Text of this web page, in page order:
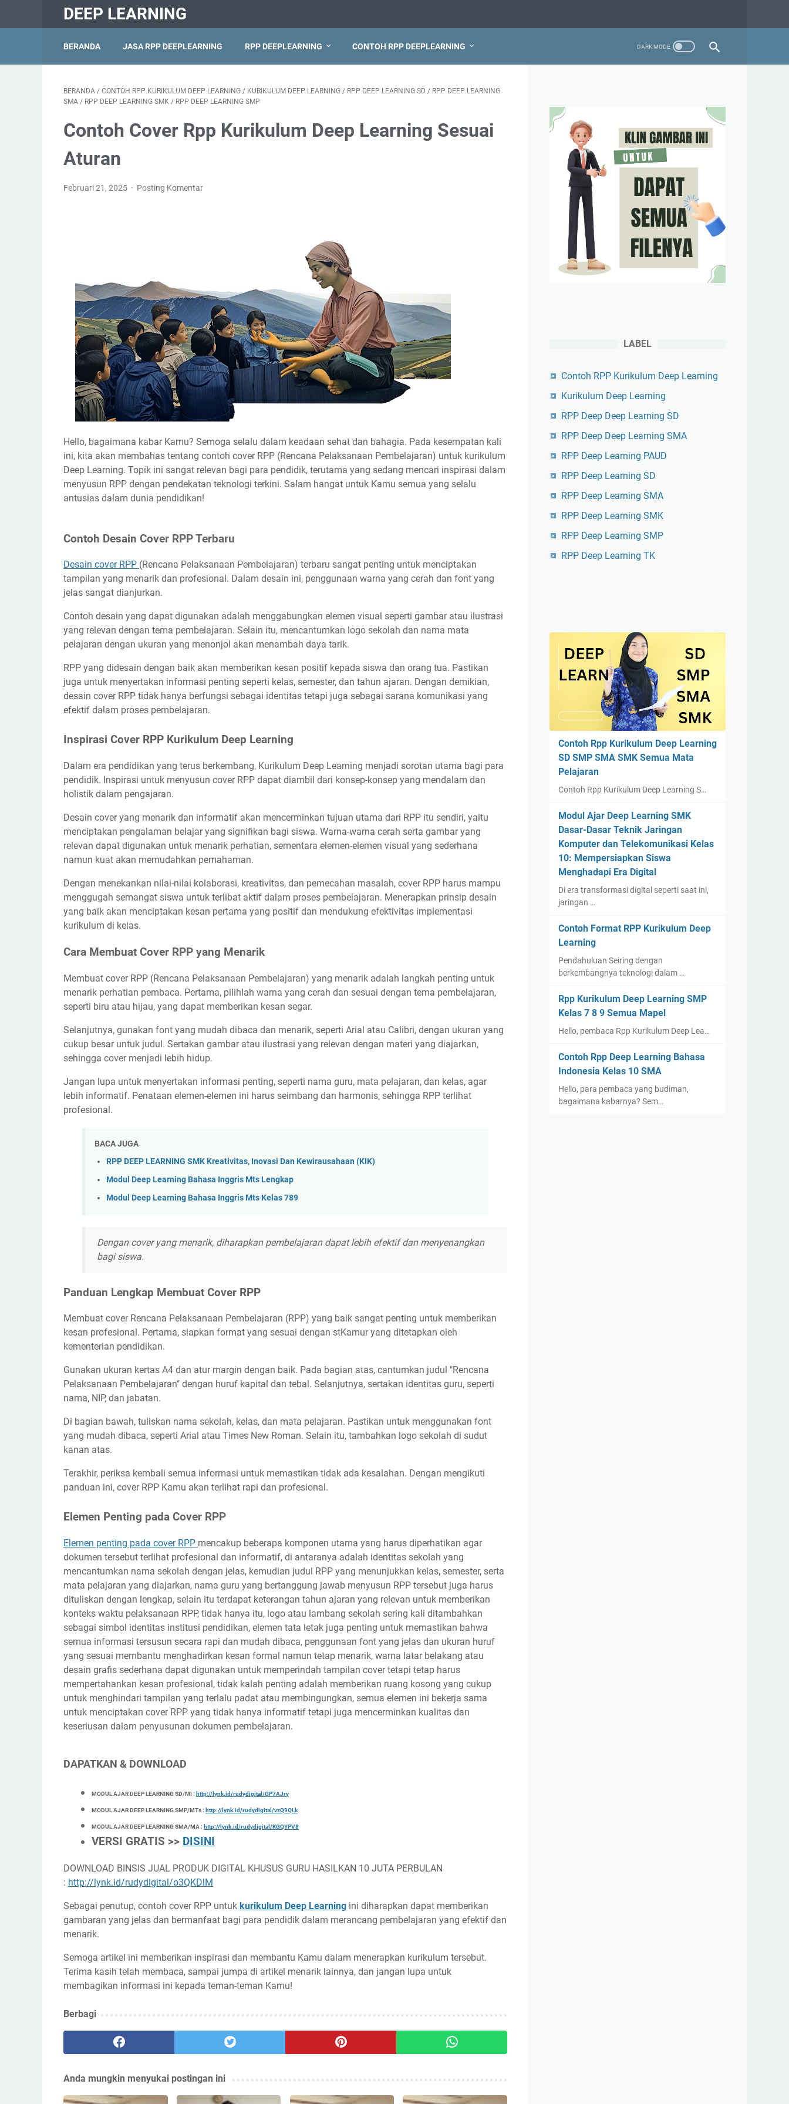
DEEP LEARNING
BERANDA JASA RPP DEEPLEARNING RPP DEEPLEARNING CONTOH RPP DEEPLEARNING
BERANDA / CONTOH RPP KURIKULUM DEEP LEARNING / KURIKULUM DEEP LEARNING / RPP DEEP LEARNING SD / RPP DEEP LEARNING
SMA / RPP DEEP LEARNING SMK / RPP DEEP LEARNING SMP
Contoh Cover Rpp Kurikulum Deep Learning Sesuai
Aturan
Februari 21, 2025 Posting Komentar
Hello, bagaimana kabar Kamu? Semoga selalu dalam keadaan sehat dan bahagia. Pada kesempatan kali
ini, kita akan membahas tentang contoh cover RPP (Rencana Pelaksanaan Pembelajaran) untuk kurikulum
Deep Learning. Topik ini sangat relevan bagi para pendidik, terutama yang sedang mencari inspirasi dalam
menyusun RPP dengan pendekatan teknologi terkini. Salam hangat untuk Kamu semua yang selalu
antusias dalam dunia pendidikan!
Contoh Desain Cover RPP Terbaru
Desain cover RPP (Rencana Pelaksanaan Pembelajaran) terbaru sangat penting untuk menciptakan
tampilan yang menarik dan profesional. Dalam desain ini, penggunaan warna yang cerah dan font yang
jelas sangat dianjurkan.
Contoh desain yang dapat digunakan adalah menggabungkan elemen visual seperti gambar atau ilustrasi
yang relevan dengan tema pembelajaran. Selain itu, mencantumkan logo sekolah dan nama mata
pelajaran dengan ukuran yang menonjol akan menambah daya tarik.
RPP yang didesain dengan baik akan memberikan kesan positif kepada siswa dan orang tua. Pastikan
juga untuk menyertakan informasi penting seperti kelas, semester, dan tahun ajaran. Dengan demikian,
desain cover RPP tidak hanya berfungsi sebagai identitas tetapi juga sebagai sarana komunikasi yang
efektif dalam proses pembelajaran.
Inspirasi Cover RPP Kurikulum Deep Learning
Dalam era pendidikan yang terus berkembang, Kurikulum Deep Learning menjadi sorotan utama bagi para
pendidik. Inspirasi untuk menyusun cover RPP dapat diambil dari konsep-konsep yang mendalam dan
holistik dalam pengajaran.
Desain cover yang menarik dan informatif akan mencerminkan tujuan utama dari RPP itu sendiri, yaitu
menciptakan pengalaman belajar yang signifikan bagi siswa. Warna-warna cerah serta gambar yang
relevan dapat digunakan untuk menarik perhatian, sementara elemen-elemen visual yang sederhana
namun kuat akan memudahkan pemahaman.
Dengan menekankan nilai-nilai kolaborasi, kreativitas, dan pemecahan masalah, cover RPP harus mampu
menggugah semangat siswa untuk terlibat aktif dalam proses pembelajaran. Menerapkan prinsip desain
yang baik akan menciptakan kesan pertama yang positif dan mendukung efektivitas implementasi
kurikulum di kelas.
Cara Membuat Cover RPP yang Menarik
Membuat cover RPP (Rencana Pelaksanaan Pembelajaran) yang menarik adalah langkah penting untuk
menarik perhatian pembaca. Pertama, pilihlah warna yang cerah dan sesuai dengan tema pembelajaran,
seperti biru atau hijau, yang dapat memberikan kesan segar.
Selanjutnya, gunakan font yang mudah dibaca dan menarik, seperti Arial atau Calibri, dengan ukuran yang
cukup besar untuk judul. Sertakan gambar atau ilustrasi yang relevan dengan materi yang diajarkan,
sehingga cover menjadi lebih hidup.
Jangan lupa untuk menyertakan informasi penting, seperti nama guru, mata pelajaran, dan kelas, agar
lebih informatif. Penataan elemen-elemen ini harus seimbang dan harmonis, sehingga RPP terlihat
profesional.
BACA JUGA
RPP DEEP LEARNING SMK Kreativitas, Inovasi Dan Kewirausahaan (KIK)
Modul Deep Learning Bahasa Inggris Mts Lengkap
Modul Deep Learning Bahasa Inggris Mts Kelas 789
Dengan cover yang menarik, diharapkan pembelajaran dapat lebih efektif dan menyenangkan
bagi siswa.
Panduan Lengkap Membuat Cover RPP
Membuat cover Rencana Pelaksanaan Pembelajaran (RPP) yang baik sangat penting untuk memberikan
kesan profesional. Pertama, siapkan format yang sesuai dengan stKamur yang ditetapkan oleh
kementerian pendidikan.
Gunakan ukuran kertas A4 dan atur margin dengan baik. Pada bagian atas, cantumkan judul "Rencana
Pelaksanaan Pembelajaran" dengan huruf kapital dan tebal. Selanjutnya, sertakan identitas guru, seperti
nama, NIP, dan jabatan.
Di bagian bawah, tuliskan nama sekolah, kelas, dan mata pelajaran. Pastikan untuk menggunakan font
yang mudah dibaca, seperti Arial atau Times New Roman. Selain itu, tambahkan logo sekolah di sudut
kanan atas.
Terakhir, periksa kembali semua informasi untuk memastikan tidak ada kesalahan. Dengan mengikuti
panduan ini, cover RPP Kamu akan terlihat rapi dan profesional.
Elemen Penting pada Cover RPP
Elemen penting pada cover RPP mencakup beberapa komponen utama yang harus diperhatikan agar
dokumen tersebut terlihat profesional dan informatif, di antaranya adalah identitas sekolah yang
mencantumkan nama sekolah dengan jelas, kemudian judul RPP yang menunjukkan kelas, semester, serta
mata pelajaran yang diajarkan, nama guru yang bertanggung jawab menyusun RPP tersebut juga harus
dituliskan dengan lengkap, selain itu terdapat keterangan tahun ajaran yang relevan untuk memberikan
konteks waktu pelaksanaan RPP, tidak hanya itu, logo atau lambang sekolah sering kali ditambahkan
sebagai simbol identitas institusi pendidikan, elemen tata letak juga penting untuk memastikan bahwa
semua informasi tersusun secara rapi dan mudah dibaca, penggunaan font yang jelas dan ukuran huruf
yang sesuai membantu menghadirkan kesan formal namun tetap menarik, warna latar belakang atau
desain grafis sederhana dapat digunakan untuk memperindah tampilan cover tetapi tetap harus
mempertahankan kesan profesional, tidak kalah penting adalah memberikan ruang kosong yang cukup
untuk menghindari tampilan yang terlalu padat atau membingungkan, semua elemen ini bekerja sama
untuk menciptakan cover RPP yang tidak hanya informatif tetapi juga mencerminkan kualitas dan
keseriusan dalam penyusunan dokumen pembelajaran.
DAPATKAN & DOWNLOAD
MODUL AJAR DEEP LEARNING SD/MI : http://lynk.id/rudydigital/GP7AJry
MODUL AJAR DEEP LEARNING SMP/MTs : http://lynk.id/rudydigital/vzQ9QLk
MODUL AJAR DEEP LEARNING SMA/MA : http://lynk.id/rudydigital/KGQYPV8
VERSI GRATIS >> DISINI
DOWNLOAD BINSIS JUAL PRODUK DIGITAL KHUSUS GURU HASILKAN 10 JUTA PERBULAN
: http://lynk.id/rudydigital/o3QKDlM
Sebagai penutup, contoh cover RPP untuk kurikulum Deep Learning ini diharapkan dapat memberikan
gambaran yang jelas dan bermanfaat bagi para pendidik dalam merancang pembelajaran yang efektif dan
menarik.
Semoga artikel ini memberikan inspirasi dan membantu Kamu dalam menerapkan kurikulum tersebut.
Terima kasih telah membaca, sampai jumpa di artikel menarik lainnya, dan jangan lupa untuk
membagikan informasi ini kepada teman-teman Kamu!
Berbagi
Anda mungkin menyukai postingan ini
LABEL
Contoh RPP Kurikulum Deep Learning
Kurikulum Deep Learning
RPP Deep Deep Learning SD
RPP Deep Deep Learning SMA
RPP Deep Learning PAUD
RPP Deep Learning SD
RPP Deep Learning SMA
RPP Deep Learning SMK
RPP Deep Learning SMP
RPP Deep Learning TK
Contoh Rpp Kurikulum Deep Learning
SD SMP SMA SMK Semua Mata
Pelajaran
Contoh Rpp Kurikulum Deep Learning S…
Modul Ajar Deep Learning SMK
Dasar-Dasar Teknik Jaringan
Komputer dan Telekomunikasi Kelas
10: Mempersiapkan Siswa
Menghadapi Era Digital
Di era transformasi digital seperti saat ini,
jaringan …
Contoh Format RPP Kurikulum Deep
Learning
Pendahuluan Seiring dengan
berkembangnya teknologi dalam …
Rpp Kurikulum Deep Learning SMP
Kelas 7 8 9 Semua Mapel
Hello, pembaca Rpp Kurikulum Deep Lea…
Contoh Rpp Deep Learning Bahasa
Indonesia Kelas 10 SMA
Hello, para pembaca yang budiman,
bagaimana kabarnya? Sem…